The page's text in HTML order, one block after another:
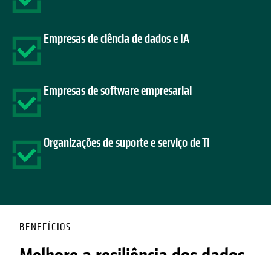
Empresas de ciência de dados e IA
Empresas de software empresarial
Organizações de suporte e serviço de TI
BENEFÍCIOS